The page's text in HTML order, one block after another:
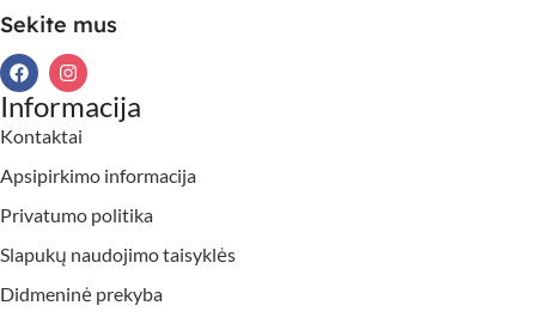
Sekite mus
Informacija
Kontaktai
Apsipirkimo informacija
Privatumo politika
Slapukų naudojimo taisyklės
Didmeninė prekyba